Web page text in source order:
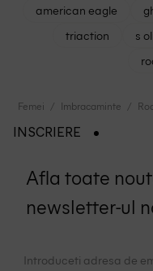
american eagle
triaction
s
Femei Imbracaminte
INSCRIERE
Afla toate
newsletter-ul